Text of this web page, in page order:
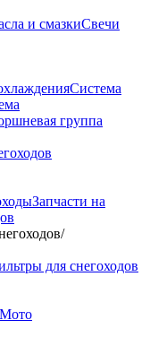
и смазкиСвечи
Система
группа
Запчасти на
/
для снегоходов
Мото